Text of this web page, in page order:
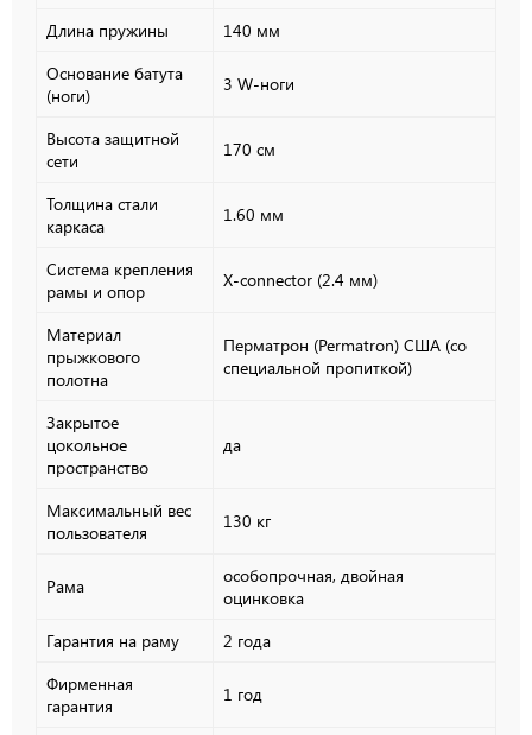
Длина пружины
140 мм
Основание батута
(ноги)
3 W-ноги
Высота защитной
сети
170 см
Толщина стали
каркаса
1.60 мм
Система крепления
рамы и опор
X-connector (2.4 мм)
Материал
прыжкового
полотна
Перматрон (Permatron) США (cо
специальной пропиткой)
Закрытое
цокольное
пространство
да
Максимальный вес
пользователя
130 кг
Рама
особопрочная, двойная
оцинковка
Гарантия на раму
2 года
Фирменная
гарантия
1 год